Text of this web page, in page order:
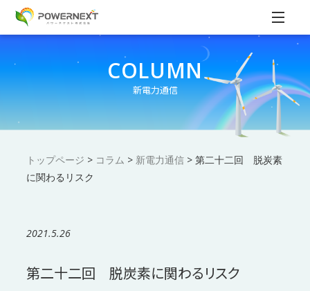
COLUMN
新電力通信
トップページ > コラム > 新電力通信 >第二十二回 脱炭素
に関わるリスク
2021.5.26
第二十二回 脱炭素に関わるリスク